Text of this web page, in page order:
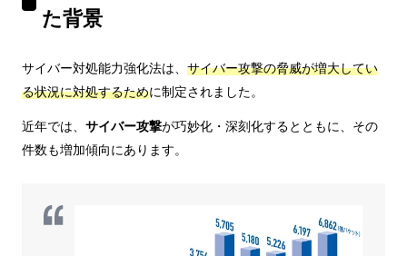
た背景
サイバー対処能力強化法は、 サイバー攻撃の脅威が増大してい
る状況に対処するために制定されました。
近年では、 サイバー攻撃が巧妙化・深刻化するとともに、その
件数も増加傾向にあります。